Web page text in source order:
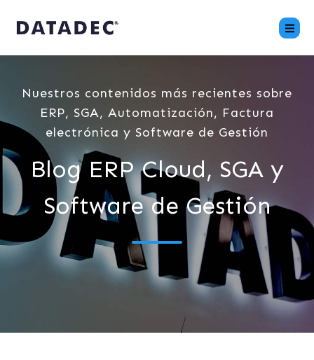
Nuestros contenidos más recientes sobre
ERP, SGA, Automatización, Factura
electrónica y Software de Gestión
Blog ERP Cloud, SGA y
Software de Gestión